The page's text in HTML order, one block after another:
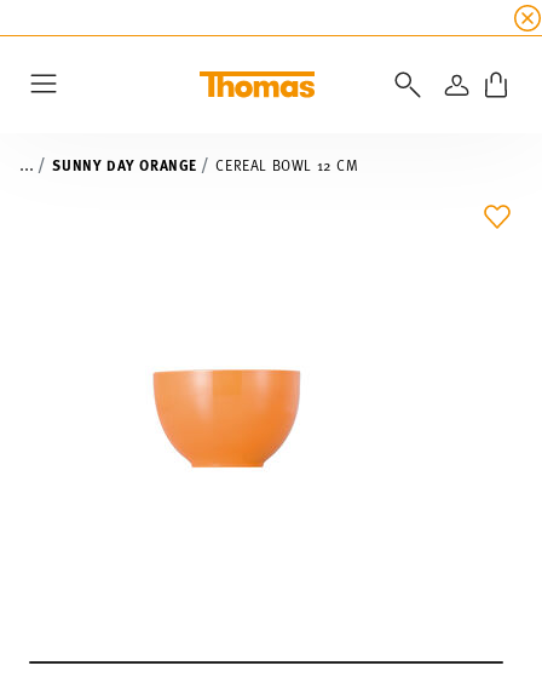
all
LOGIN
... SUNNY DAY ORANGE CEREAL BOWL 12 CM
ADD